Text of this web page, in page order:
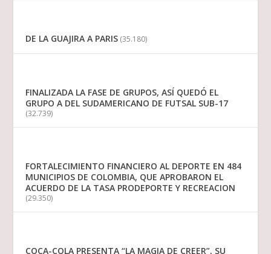
DE LA GUAJIRA A PARIS (35.180)
FINALIZADA LA FASE DE GRUPOS, ASÍ QUEDÓ EL
GRUPO A DEL SUDAMERICANO DE FUTSAL SUB-17
(32.739)
FORTALECIMIENTO FINANCIERO AL DEPORTE EN 484
MUNICIPIOS DE COLOMBIA, QUE APROBARON EL
ACUERDO DE LA TASA PRODEPORTE Y RECREACION
(29.350)
COCA-COLA PRESENTA “LA MAGIA DE CREER”, SU